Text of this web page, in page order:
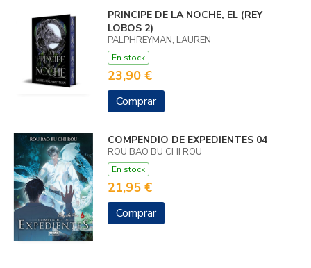
PRINCIPE DE LA NOCHE, EL (REY
LOBOS 2)
PALPHREYMAN, LAUREN
En stock
23,90 €
Comprar
COMPENDIO DE EXPEDIENTES 04
ROU BAO BU CHI ROU
En stock
21,95 €
Comprar